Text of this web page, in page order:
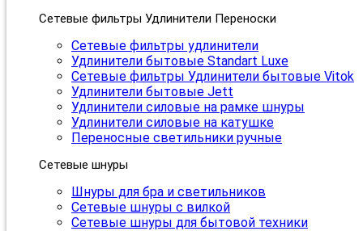
Сетевые фильтры Удлинители Переноски
Сетевые фильтры удлинители
Удлинители бытовые Standart Luxe
Сетевые фильтры Удлинители бытовые Vitok
Удлинители бытовые Jett
Удлинители силовые на рамке шнуры
Удлинители силовые на катушке
Переносные светильники ручные
Сетевые шнуры
Шнуры для бра и светильников
Сетевые шнуры с вилкой
Сетевые шнуры для бытовой техники